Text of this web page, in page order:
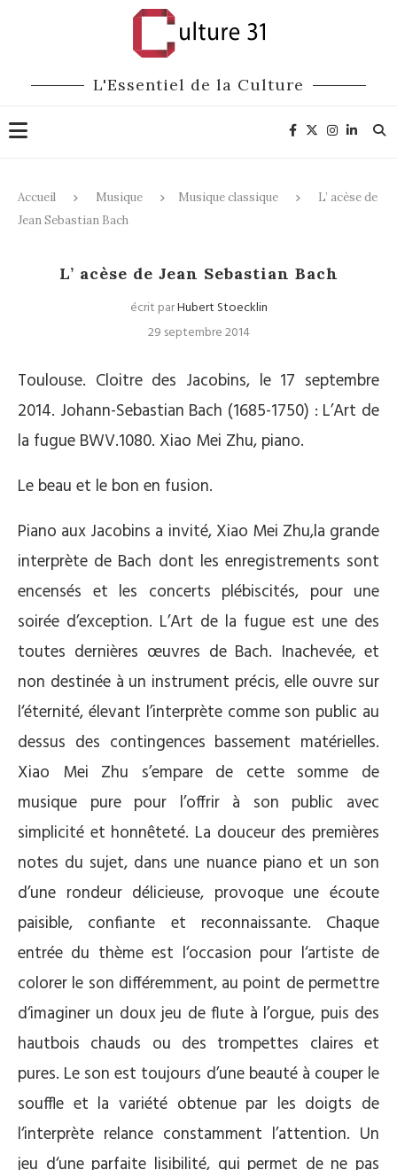
L'Essentiel de la Culture
Accueil Musique Musique classique
L’ acèse de
Jean Sebastian Bach
L’ acèse de Jean Sebastian Bach
écrit parHubert Stoecklin
29 septembre 2014
Toulouse. Cloitre des Jacobins, le 17 septembre
2014. Johann-Sebastian Bach (1685-1750) : L’Art de
la fugue BWV.1080. Xiao Mei Zhu, piano.
Le beau et le bon en fusion.
Piano aux Jacobins a invité, Xiao Mei Zhu,la grande
interprète de Bach dont les enregistrements sont
encensés et les concerts plébiscités, pour une
soirée d’exception. L’Art de la fugue est une des
toutes dernières œuvres de Bach. Inachevée, et
non destinée à un instrument précis, elle ouvre sur
l‘éternité, élevant l’interprète comme son public au
dessus des contingences bassement matérielles.
Xiao Mei Zhu s’empare de cette somme de
musique pure pour l’offrir à son public avec
simplicité et honnêteté. La douceur des premières
notes du sujet, dans une nuance piano et un son
d’une rondeur délicieuse, provoque une écoute
paisible, confiante et reconnaissante. Chaque
entrée du thème est l‘occasion pour l‘artiste de
colorer le son différemment, au point de permettre
d‘imaginer un doux jeu de flute à l’orgue, puis des
hautbois chauds ou des trompettes claires et
pures. Le son est toujours d’une beauté à couper le
souffle et la variété obtenue par les doigts de
l‘interprète relance constamment l’attention. Un
jeu d‘une parfaite lisibilité, qui permet de ne pas